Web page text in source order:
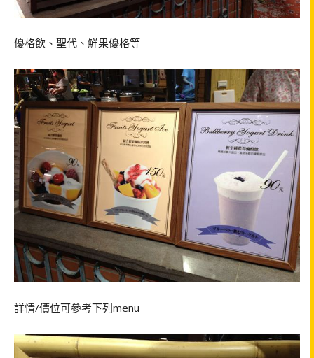
優格飲、聖代、鮮果優格等
詳情/價位可參考下列menu